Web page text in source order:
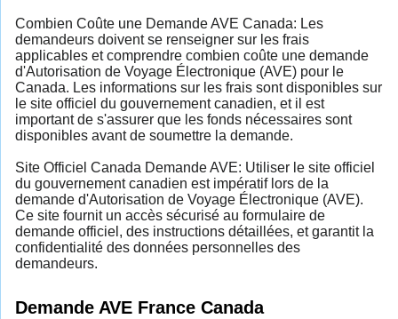
Combien Coûte une Demande AVE Canada: Les
demandeurs doivent se renseigner sur les frais
applicables et comprendre combien coûte une demande
d'Autorisation de Voyage Électronique (AVE) pour le
Canada. Les informations sur les frais sont disponibles sur
le site officiel du gouvernement canadien, et il est
important de s'assurer que les fonds nécessaires sont
disponibles avant de soumettre la demande.
Site Officiel Canada Demande AVE: Utiliser le site officiel
du gouvernement canadien est impératif lors de la
demande d'Autorisation de Voyage Électronique (AVE).
Ce site fournit un accès sécurisé au formulaire de
demande officiel, des instructions détaillées, et garantit la
confidentialité des données personnelles des
demandeurs.
Demande AVE France Canada